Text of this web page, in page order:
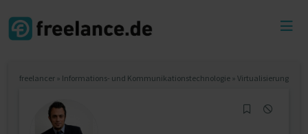
freelancer » Informations- und Kommunikationstechnologie » Virtualisierung